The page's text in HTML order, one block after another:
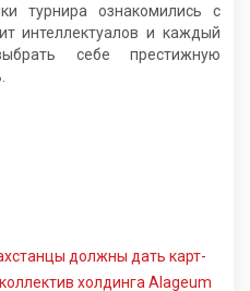
турнира ознакомились с
интеллектуалов и каждый
себе престижную
должны дать карт-
холдинга Alageum